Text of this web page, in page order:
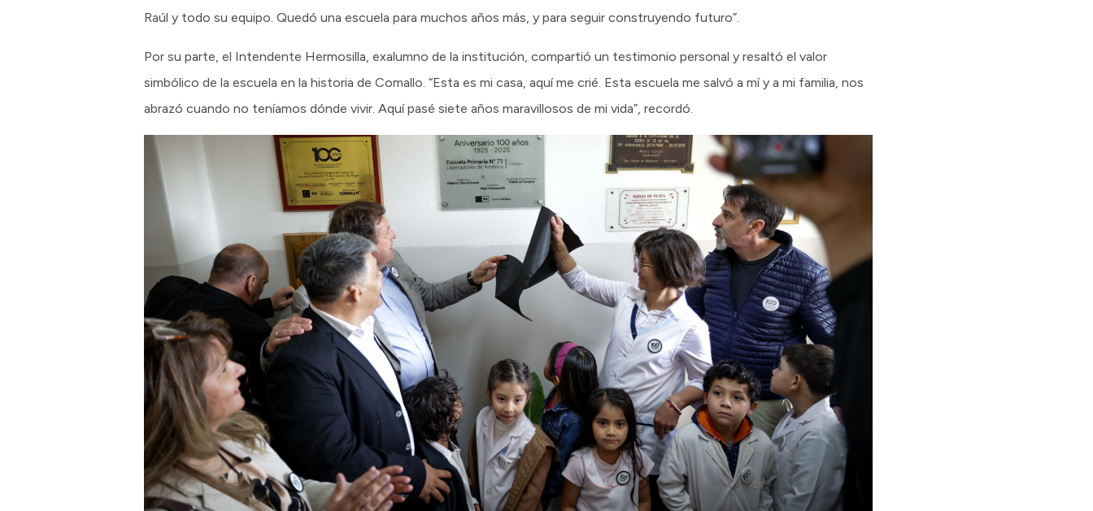
Raúl y todo su equipo. Quedó una escuela para muchos años más, y para seguir construyendo futuro”.
Por su parte, el Intendente Hermosilla, exalumno de la institución, compartió un testimonio personal y resaltó el valor
simbólico de la escuela en la historia de Comallo. “Esta es mi casa, aquí me crié. Esta escuela me salvó a mí y a mi familia, nos
abrazó cuando no teníamos dónde vivir. Aquí pasé siete años maravillosos de mi vida”, recordó.